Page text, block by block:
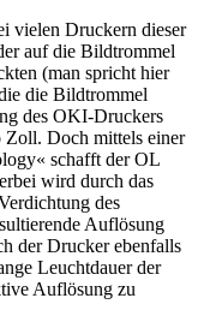
vielen Druckern dieser
auf die Bildtrommel
(man spricht hier
die Bildtrommel
des OKI-Druckers
Doch mittels einer
schafft der OL
wird durch das
des
Auflösung
der Drucker ebenfalls
Leuchtdauer der
Auflösung zu